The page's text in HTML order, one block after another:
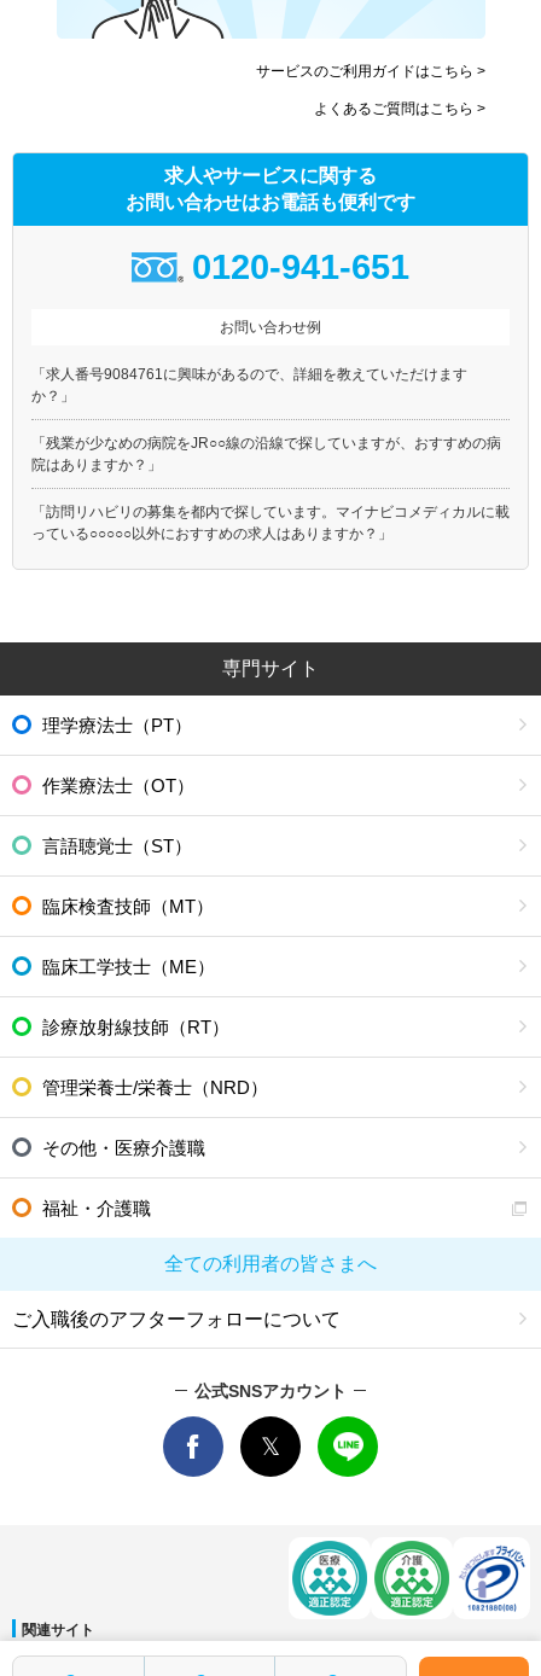
サービスのご利用ガイドはこちら >
よくあるご質問はこちら >
求人やサービスに関する
お問い合わせはお電話も便利です
0120-941-651
お問い合わせ例
「求人番号9084761に興味があるので、詳細を教えていただけます
か？」
「残業が少なめの病院をJR○○線の沿線で探していますが、おすすめの病
院はありますか？」
「訪問リハビリの募集を都内で探しています。マイナビコメディカルに載
っている○○○○○以外におすすめの求人はありますか？」
専門サイト
理学療法士（PT）
作業療法士（OT）
言語聴覚士（ST）
臨床検査技師（MT）
臨床工学技士（ME）
診療放射線技師（RT）
管理栄養士/栄養士（NRD）
その他・医療介護職
福祉・介護職
全ての利用者の皆さまへ
ご入職後のアフターフォローについて
公式SNSアカウント
関連サイト
マイナビDOCTOR│マイナビ看護師│マイナビ薬剤師│マイナビ保育士